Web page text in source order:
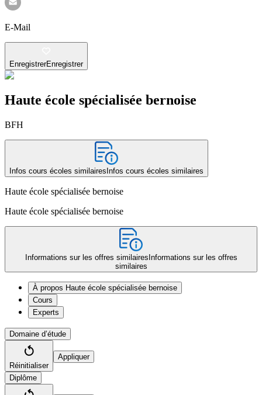
E-Mail
EnregistrerEnregistrer
Haute école spécialisée bernoise
BFH
Infos cours écoles similaires Infos cours écoles similaires
Haute école spécialisée bernoise
Haute école spécialisée bernoise
Informations sur les offres similaires Informations sur les offres
similaires
À propos Haute école spécialisée bernoise
Cours
Experts
Domaine d’étude
Réinitialiser
Appliquer
Diplôme